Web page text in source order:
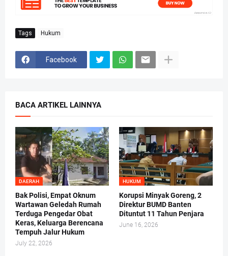
Tags Hukum
Facebook
BACA ARTIKEL LAINNYA
DAERAH
Bak Polisi, Empat Oknum
Wartawan Geledah Rumah
Terduga Pengedar Obat
Keras, Keluarga Berencana
Tempuh Jalur Hukum
July 22, 2026
HUKUM
Korupsi Minyak Goreng, 2
Direktur BUMD Banten
Dituntut 11 Tahun Penjara
June 16, 2026